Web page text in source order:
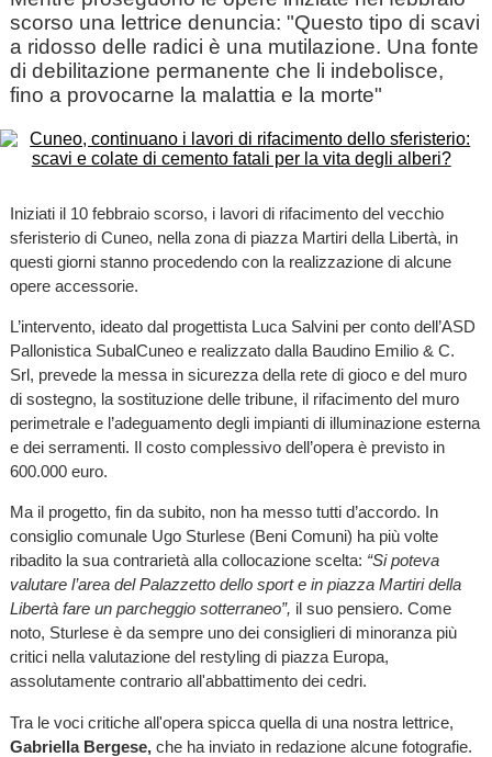
scorso una lettrice denuncia: "Questo tipo di scavi
a ridosso delle radici è una mutilazione. Una fonte
di debilitazione permanente che li indebolisce,
fino a provocarne la malattia e la morte"
Iniziati il 10 febbraio scorso, i lavori di rifacimento del vecchio
sferisterio di Cuneo, nella zona di piazza Martiri della Libertà, in
questi giorni stanno procedendo con la realizzazione di alcune
opere accessorie.
L’intervento, ideato dal progettista Luca Salvini per conto dell’ASD
Pallonistica SubalCuneo e realizzato dalla Baudino Emilio & C.
Srl, prevede la messa in sicurezza della rete di gioco e del muro
di sostegno, la sostituzione delle tribune, il rifacimento del muro
perimetrale e l’adeguamento degli impianti di illuminazione esterna
e dei serramenti. Il costo complessivo dell’opera è previsto in
600.000 euro.
Ma il progetto, fin da subito, non ha messo tutti d’accordo. In
consiglio comunale Ugo Sturlese (Beni Comuni) ha più volte
ribadito la sua contrarietà alla collocazione scelta: “Si poteva
valutare l’area del Palazzetto dello sport e in piazza Martiri della
Libertà fare un parcheggio sotterraneo”, il suo pensiero. Come
noto, Sturlese è da sempre uno dei consiglieri di minoranza più
critici nella valutazione del restyling di piazza Europa,
assolutamente contrario all'abbattimento dei cedri.
Tra le voci critiche all'opera spicca quella di una nostra lettrice,
Gabriella Bergese,che ha inviato in redazione alcune fotografie.